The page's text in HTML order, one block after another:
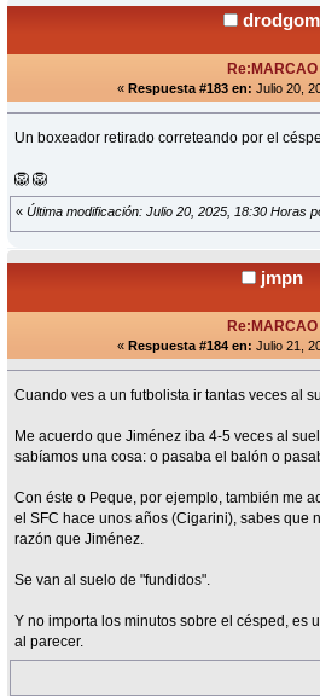
drodgom
Re:MARCAO
« Respuesta #183 en: Julio 20,
Un boxeador retirado correteando por el
🦁 🦁
« Última modificación: Julio 20, 2025, 18:30 Horas
jmpn
Re:MARCAO
« Respuesta #184 en: Julio 21,
Cuando ves a un futbolista ir tantas veces al
Me acuerdo que Jiménez iba 4-5 veces al
sabíamos una cosa: o pasaba el balón o
Con éste o Peque, por ejemplo, también me
el SFC hace unos años (Cigarini), sabes que
razón que Jiménez.
Se van al suelo de "fundidos".
Y no importa los minutos sobre el césped, es
al parecer.